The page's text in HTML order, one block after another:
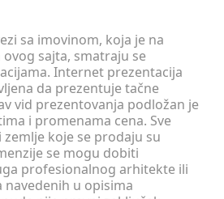
sa imovinom, koja je na
sajta, smatraju se
Internet prezentacija
da prezentuje tačne
vid prezentovanja podložan je
i promenama cena. Sve
koje se prodaju su
se mogu dobiti
profesionalnog arhitekte ili
navedenih u opisima